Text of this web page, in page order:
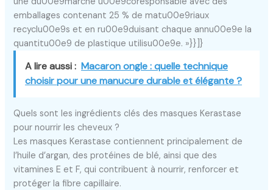
emballages contenant 25 % de matu00e9riaux
recyclu00e9s et en ru00e9duisant chaque annu00e9e la
quantitu00e9 de plastique utilisu00e9e. »}}]}
A lire aussi : Macaron ongle : quelle technique
choisir pour une manucure durable et élégante ?
Quels sont les ingrédients clés des masques Kerastase
pour nourrir les cheveux ?
Les masques Kerastase contiennent principalement de
l’huile d’argan, des protéines de blé, ainsi que des
vitamines E et F, qui contribuent à nourrir, renforcer et
protéger la fibre capillaire.